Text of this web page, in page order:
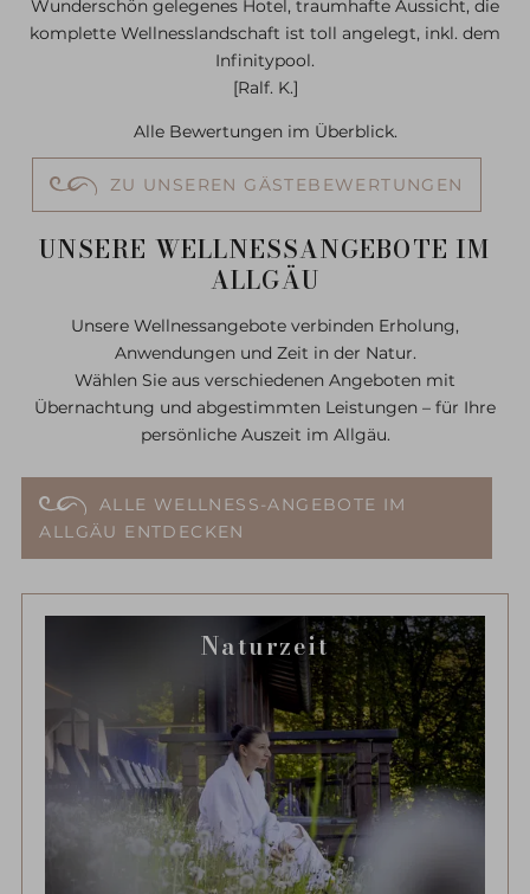
Wunderschön gelegenes Hotel, traumhafte Aussicht, die
komplette Wellnesslandschaft ist toll angelegt, inkl. dem
Infinitypool.
[Ralf. K.]
Alle Bewertungen im Überblick.
ZU UNSEREN GÄSTEBEWERTUNGEN
UNSERE WELLNESSANGEBOTE IM
ALLGÄU
Unsere Wellnessangebote verbinden Erholung,
Anwendungen und Zeit in der Natur.
Wählen Sie aus verschiedenen Angeboten mit
Übernachtung und abgestimmten Leistungen – für Ihre
persönliche Auszeit im Allgäu.
ALLE WELLNESS-ANGEBOTE IM
ALLGÄU ENTDECKEN
Naturzeit